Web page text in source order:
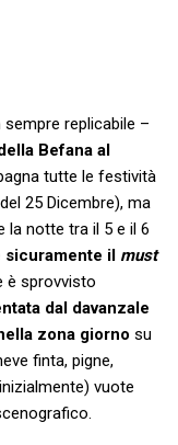
sempre replicabile –
Befana al
tutte le festività
25 Dicembre), ma
la notte tra il 5 e il 6
sicuramente il must
è sprovvisto
dal davanzale
zona giorno su
finta, pigne,
vuote